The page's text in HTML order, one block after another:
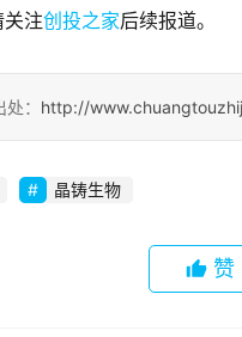
注创投之家后续报道。
： http://
晶铸生物
赞